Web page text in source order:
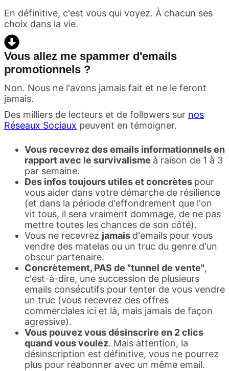
En définitive, c'est vous qui voyez. À chacun ses
choix dans la vie.
Vous allez me spammer d'emails
promotionnels ?
Non. Nous ne l'avons jamais fait et ne le feront
jamais.
Des milliers de lecteurs et de followers sur nos
Réseaux Sociaux peuvent en témoigner.
Vous recevrez des emails informationnels en
rapport avec le survivalisme à raison de 1 à 3
par semaine.
Des infos toujours utiles et concrètes pour
vous aider dans votre démarche de résilience
(et dans la période d'effondrement que l'on
vit tous, il sera vraiment dommage, de ne pas
mettre toutes les chances de son côté).
Vous ne recevrez jamais d'emails pour vous
vendre des matelas ou un truc du genre d'un
obscur partenaire.
Concrètement, PAS de "tunnel de vente",
c'est-à-dire, une succession de plusieurs
emails consécutifs pour tenter de vous vendre
un truc (vous recevrez des offres
commerciales ici et là, mais jamais de façon
agressive).
Vous pouvez vous désinscrire en 2 clics
quand vous voulez. Mais attention, la
désinscription est définitive, vous ne pourrez
plus pour réabonner avec un même email.